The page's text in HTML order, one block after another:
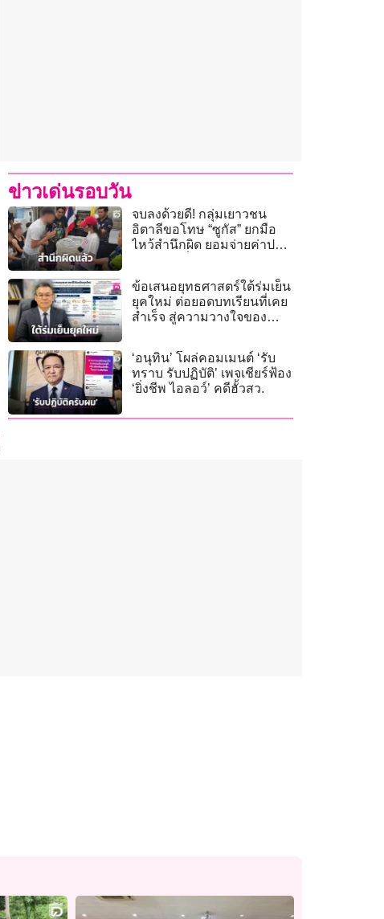
ข่าวเด่นรอบวัน
จบลงด้วยดี! กลุ่มเยาวชน
อิตาลีขอโทษ “ซูกัส” ยกมือ
ไหว้สำนึกผิด ยอมจ่ายค่าปรับ
ข้อเสนอยุทธศาสตร์ใต้ร่มเย็น
ยุคใหม่ ต่อยอดบทเรียนที่เคย
สำเร็จ สู่ความวางใจของ
‘อนุทิน’ โผล่คอมเมนต์ ‘รับ
ทราบ รับปฏิบัติ’ เพจเชียร์ฟ้อง
‘ยิ่งชีพ ไอลอว์’ คดีฮั้วสว.